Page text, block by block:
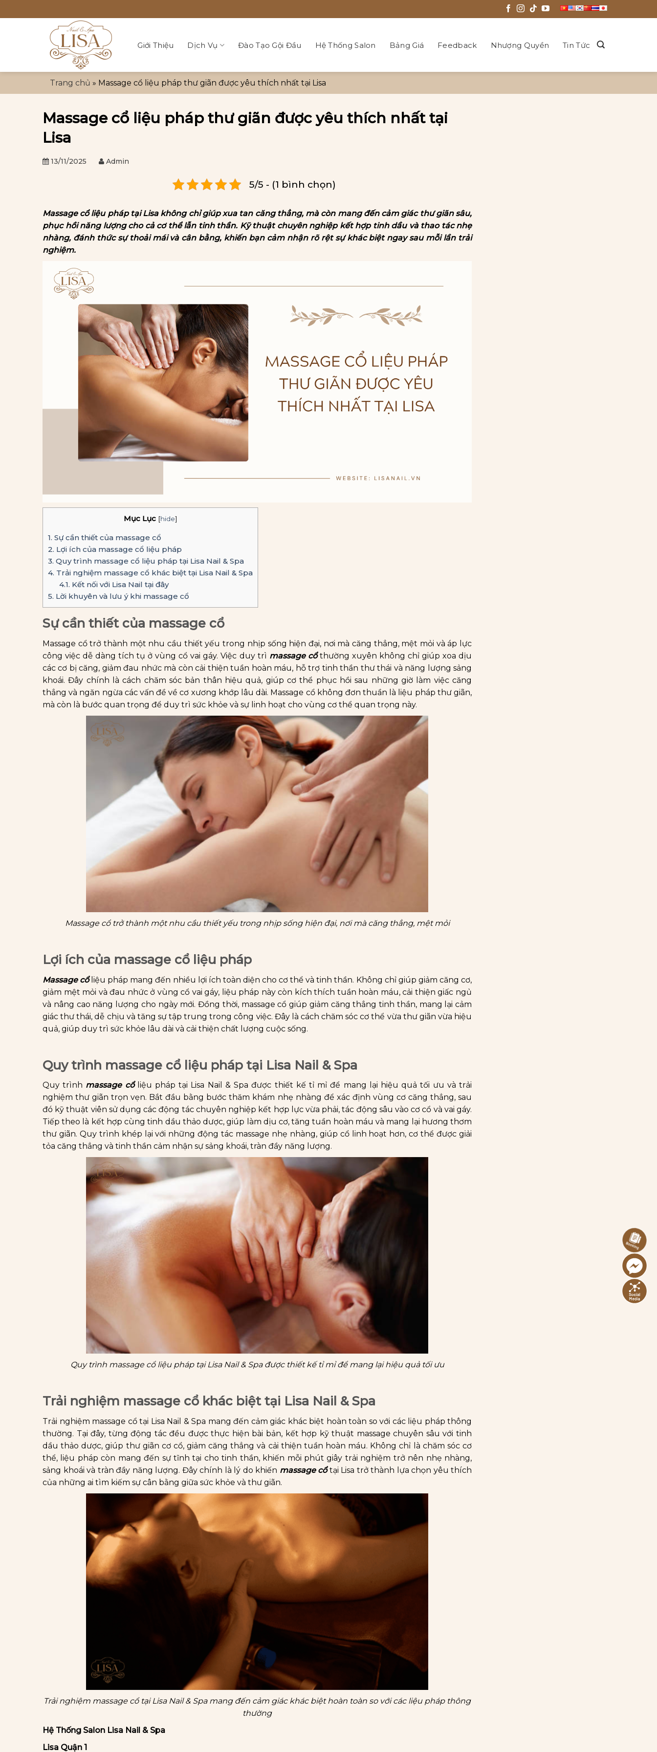
qua
Giới Thiệu Dịch Vụ Đào Tạo Gội Đầu Hệ Thống Salon Bảng Giá Feedback Nhượng Quyền Tin Tức
Trang chủ » Massage cổ liệu pháp thư giãn được yêu thích nhất tại Lisa
Massage cổ liệu pháp thư giãn được yêu thích nhất tại
Lisa
13/11/2025 Admin
5/5 - (1 bình chọn)
Massage cổ liệu pháp tại Lisa không chỉ giúp xua tan căng thẳng, mà còn mang đến cảm giác thư giãn sâu,
phục hồi năng lượng cho cả cơ thể lẫn tinh thần. Kỹ thuật chuyên nghiệp kết hợp tinh dầu và thao tác nhẹ
nhàng, đánh thức sự thoải mái và cân bằng, khiến bạn cảm nhận rõ rệt sự khác biệt ngay sau mỗi lần trải
nghiệm.
Mục Lục [hide]
1. Sự cần thiết của massage cổ
2. Lợi ích của massage cổ liệu pháp
3. Quy trình massage cổ liệu pháp tại Lisa Nail & Spa
4. Trải nghiệm massage cổ khác biệt tại Lisa Nail & Spa
4.1. Kết nối với Lisa Nail tại đây
5. Lời khuyên và lưu ý khi massage cổ
Sự cần thiết của massage cổ
Massage cổ trở thành một nhu cầu thiết yếu trong nhịp sống hiện đại, nơi mà căng thẳng, mệt mỏi và áp lực
công việc dễ dàng tích tụ ở vùng cổ vai gáy. Việc duy trì massage cổthường xuyên không chỉ giúp xoa dịu
các cơ bị căng, giảm đau nhức mà còn cải thiện tuần hoàn máu, hỗ trợ tinh thần thư thái và năng lượng sảng
khoái. Đây chính là cách chăm sóc bản thân hiệu quả, giúp cơ thể phục hồi sau những giờ làm việc căng
thẳng và ngăn ngừa các vấn đề về cơ xương khớp lâu dài. Massage cổ không đơn thuần là liệu pháp thư giãn,
mà còn là bước quan trọng để duy trì sức khỏe và sự linh hoạt cho vùng cơ thể quan trọng này.
Massage cổ trở thành một nhu cầu thiết yếu trong nhịp sống hiện đại, nơi mà căng thẳng, mệt mỏi
Lợi ích của massage cổ liệu pháp
Massage cổ liệu pháp mang đến nhiều lợi ích toàn diện cho cơ thể và tinh thần. Không chỉ giúp giảm căng cơ,
giảm mệt mỏi và đau nhức ở vùng cổ vai gáy, liệu pháp này còn kích thích tuần hoàn máu, cải thiện giấc ngủ
và nâng cao năng lượng cho ngày mới. Đồng thời, massage cổ giúp giảm căng thẳng tinh thần, mang lại cảm
giác thư thái, dễ chịu và tăng sự tập trung trong công việc. Đây là cách chăm sóc cơ thể vừa thư giãn vừa hiệu
quả, giúp duy trì sức khỏe lâu dài và cải thiện chất lượng cuộc sống.
Quy trình massage cổ liệu pháp tại Lisa Nail & Spa
Quy trình massage cổ liệu pháp tại Lisa Nail & Spa được thiết kế tỉ mỉ để mang lại hiệu quả tối ưu và trải
nghiệm thư giãn trọn vẹn. Bắt đầu bằng bước thăm khám nhẹ nhàng để xác định vùng cơ căng thẳng, sau
đó kỹ thuật viên sử dụng các động tác chuyên nghiệp kết hợp lực vừa phải, tác động sâu vào cơ cổ và vai gáy.
Tiếp theo là kết hợp cùng tinh dầu thảo dược, giúp làm dịu cơ, tăng tuần hoàn máu và mang lại hương thơm
thư giãn. Quy trình khép lại với những động tác massage nhẹ nhàng, giúp cổ linh hoạt hơn, cơ thể được giải
tỏa căng thẳng và tinh thần cảm nhận sự sảng khoái, tràn đầy năng lượng.
Quy trình massage cổ liệu pháp tại Lisa Nail & Spa được thiết kế tỉ mỉ để mang lại hiệu quả tối ưu
Trải nghiệm massage cổ khác biệt tại Lisa Nail & Spa
Trải nghiệm massage cổ tại Lisa Nail & Spa mang đến cảm giác khác biệt hoàn toàn so với các liệu pháp thông
thường. Tại đây, từng động tác đều được thực hiện bài bản, kết hợp kỹ thuật massage chuyên sâu với tinh
dầu thảo dược, giúp thư giãn cơ cổ, giảm căng thẳng và cải thiện tuần hoàn máu. Không chỉ là chăm sóc cơ
thể, liệu pháp còn mang đến sự tĩnh tại cho tinh thần, khiến mỗi phút giây trải nghiệm trở nên nhẹ nhàng,
sảng khoái và tràn đầy năng lượng. Đây chính là lý do khiến massage cổtại Lisa trở thành lựa chọn yêu thích
của những ai tìm kiếm sự cân bằng giữa sức khỏe và thư giãn.
Trải nghiệm massage cổ tại Lisa Nail & Spa mang đến cảm giác khác biệt hoàn toàn so với các liệu pháp thông
thường
Hệ Thống Salon Lisa Nail & Spa
Lisa Quận 1